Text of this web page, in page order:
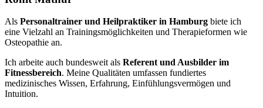
Als Personaltrainer und Heilpraktiker in Hamburg biete ich
eine Vielzahl an Trainingsmöglichkeiten und Therapieformen wie
Osteopathie an.
Ich arbeite auch bundesweit als Referent und Ausbilder im
Fitnessbereich. Meine Qualitäten umfassen fundiertes
medizinisches Wissen, Erfahrung, Einfühlungsvermögen und
Intuition.